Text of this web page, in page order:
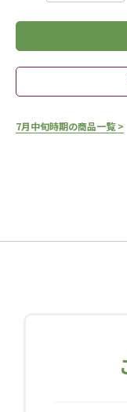
7月中旬時期の商品一覧 >